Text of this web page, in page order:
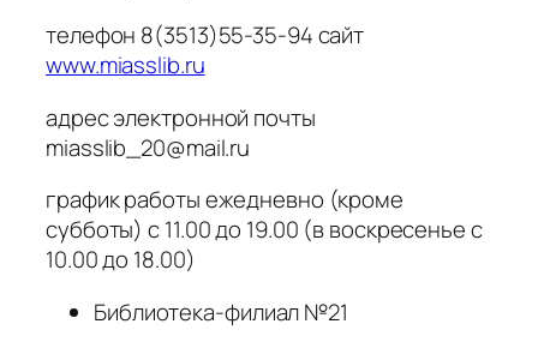
телефон 8(3513)55-35-94 сайт
www.miasslib.ru
адрес электронной почты
miasslib_20@mail.ru
график работы ежедневно (кроме
субботы) с 11.00 до 19.00 (в воскресенье с
10.00 до 18.00)
Библиотека-филиал №21